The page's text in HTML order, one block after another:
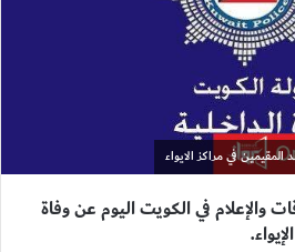
في مراكز الايواء
والإعلام في الكويت اليوم عن وفاة